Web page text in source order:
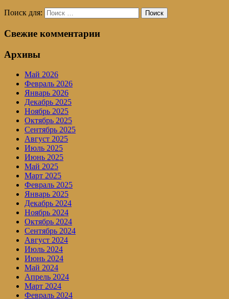
Поиск для: Поиск
Свежие комментарии
Архивы
Май 2026
Февраль 2026
Январь 2026
Декабрь 2025
Ноябрь 2025
Октябрь 2025
Сентябрь 2025
Август 2025
Июль 2025
Июнь 2025
Май 2025
Март 2025
Февраль 2025
Январь 2025
Декабрь 2024
Ноябрь 2024
Октябрь 2024
Сентябрь 2024
Август 2024
Июль 2024
Июнь 2024
Май 2024
Апрель 2024
Март 2024
Февраль 2024